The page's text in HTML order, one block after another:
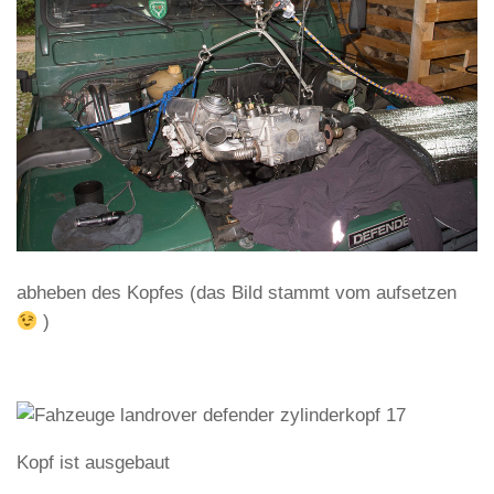
abheben des Kopfes (das Bild stammt vom aufsetzen
)
Kopf ist ausgebaut